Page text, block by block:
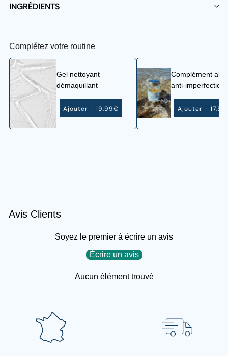
INGRÉDIENTS
Complétez votre routine
Gel nettoyant
démaquillant
Ajouter - 19,99€
Complément
anti-
Ajouter -
Avis Clients
Soyez le premier à écrire un avis
Écrire un avis
Aucun élément trouvé